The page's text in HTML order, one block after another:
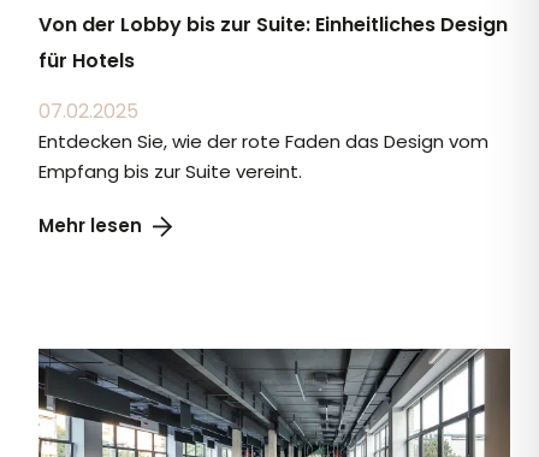
Von der Lobby bis zur Suite: Einheitliches Design
für Hotels
07.02.2025
Entdecken Sie, wie der rote Faden das Design vom
Empfang bis zur Suite vereint.